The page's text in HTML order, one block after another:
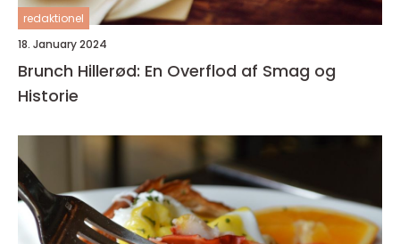
redaktionel
18. January 2024
Brunch Hillerød: En Overflod af Smag og
Historie